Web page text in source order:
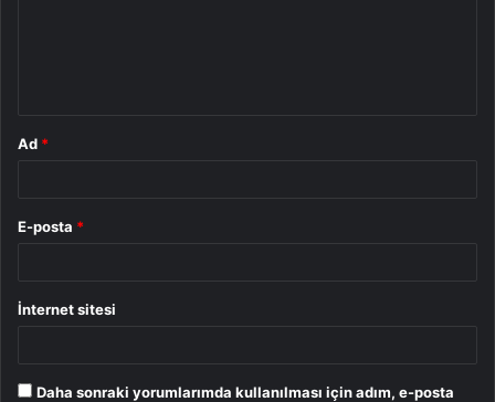
Ad *
E-posta *
İnternet sitesi
Daha sonraki yorumlarımda kullanılması için adım, e-posta